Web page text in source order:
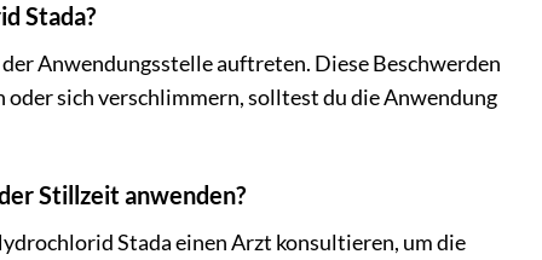
Stada?
Anwendungsstelle auftreten. Diese Beschwerden
sich verschlimmern, solltest du die Anwendung
Stillzeit anwenden?
Stada einen Arzt konsultieren, um die